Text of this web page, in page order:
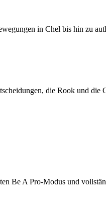
in Chel bis hin zu
die Rook und die
Be A Pro-Modus und